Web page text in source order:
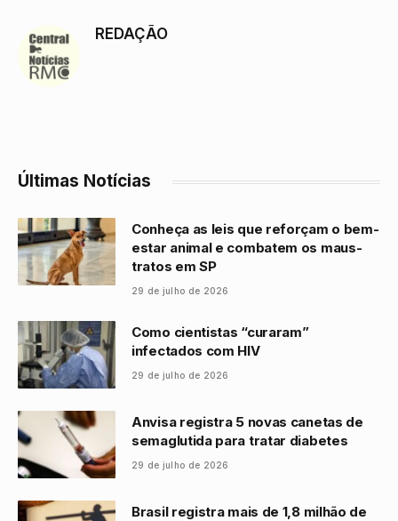
REDAÇÃO
Últimas Notícias
Conheça as leis que reforçam o bem-
estar animal e combatem os maus-
tratos em SP
29 de julho de 2026
Como cientistas “curaram”
infectados com HIV
29 de julho de 2026
Anvisa registra 5 novas canetas de
semaglutida para tratar diabetes
29 de julho de 2026
Brasil registra mais de 1,8 milhão de